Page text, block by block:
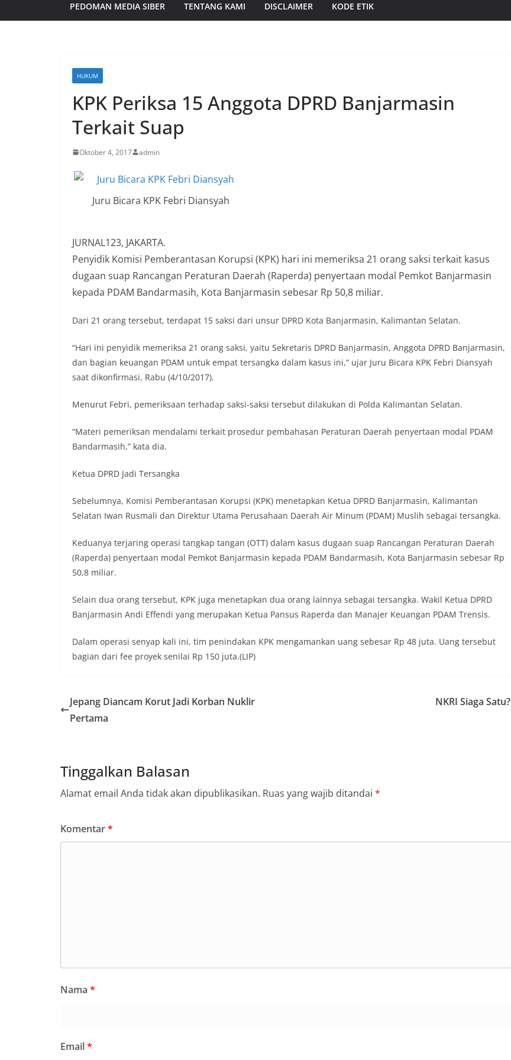
PEDOMAN MEDIA SIBER TENTANG KAMI DISCLAIMER KODE ETIK
HUKUM
KPK Periksa 15 Anggota DPRD Banjarmasin
Terkait Suap
Oktober 4, 2017 admin
Juru Bicara KPK Febri Diansyah
JURNAL123, JAKARTA.
Penyidik Komisi Pemberantasan Korupsi (KPK) hari ini memeriksa 21 orang saksi terkait kasus
dugaan suap Rancangan Peraturan Daerah (Raperda) penyertaan modal Pemkot Banjarmasin
kepada PDAM Bandarmasih, Kota Banjarmasin sebesar Rp 50,8 miliar.
Dari 21 orang tersebut, terdapat 15 saksi dari unsur DPRD Kota Banjarmasin, Kalimantan Selatan.
“Hari ini penyidik memeriksa 21 orang saksi, yaitu Sekretaris DPRD Banjarmasin, Anggota DPRD Banjarmasin,
dan bagian keuangan PDAM untuk empat tersangka dalam kasus ini,” ujar Juru Bicara KPK Febri Diansyah
saat dikonfirmasi, Rabu (4/10/2017).
Menurut Febri, pemeriksaan terhadap saksi-saksi tersebut dilakukan di Polda Kalimantan Selatan.
“Materi pemeriksan mendalami terkait prosedur pembahasan Peraturan Daerah penyertaan modal PDAM
Bandarmasih,” kata dia.
Ketua DPRD Jadi Tersangka
Sebelumnya, Komisi Pemberantasan Korupsi (KPK) menetapkan Ketua DPRD Banjarmasin, Kalimantan
Selatan Iwan Rusmali dan Direktur Utama Perusahaan Daerah Air Minum (PDAM) Muslih sebagai tersangka.
Keduanya terjaring operasi tangkap tangan (OTT) dalam kasus dugaan suap Rancangan Peraturan Daerah
(Raperda) penyertaan modal Pemkot Banjarmasin kepada PDAM Bandarmasih, Kota Banjarmasin sebesar Rp
50,8 miliar.
Selain dua orang tersebut, KPK juga menetapkan dua orang lainnya sebagai tersangka. Wakil Ketua DPRD
Banjarmasin Andi Effendi yang merupakan Ketua Pansus Raperda dan Manajer Keuangan PDAM Trensis.
Dalam operasi senyap kali ini, tim penindakan KPK mengamankan uang sebesar Rp 48 juta. Uang tersebut
bagian dari fee proyek senilai Rp 150 juta.(LIP)
Jepang Diancam Korut Jadi Korban Nuklir
Pertama
NKRI Siaga Satu?
Tinggalkan Balasan
Alamat email Anda tidak akan dipublikasikan. Ruas yang wajib ditandai *
Komentar*
Nama *
Email*